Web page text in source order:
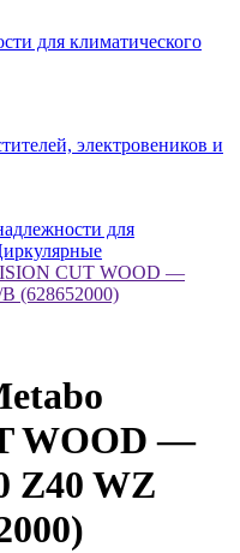
для климатического
электровеников и
для
CUT WOOD —
(628652000)
WOOD —
Z40 WZ